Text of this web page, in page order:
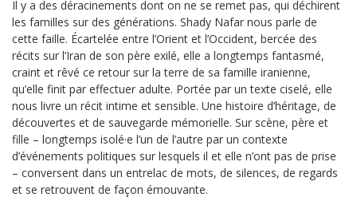
Il y a des déracinements dont on ne se remet pas, qui déchirent
les familles sur des générations. Shady Nafar nous parle de
cette faille. Écartelée entre l’Orient et l’Occident, bercée des
récits sur l’Iran de son père exilé, elle a longtemps fantasmé,
craint et rêvé ce retour sur la terre de sa famille iranienne,
qu’elle finit par effectuer adulte. Portée par un texte ciselé, elle
nous livre un récit intime et sensible. Une histoire d’héritage, de
découvertes et de sauvegarde mémorielle. Sur scène, père et
fille – longtemps isolé·e l’un de l’autre par un contexte
d’événements politiques sur lesquels il et elle n’ont pas de prise
– conversent dans un entrelac de mots, de silences, de regards
et se retrouvent de façon émouvante.